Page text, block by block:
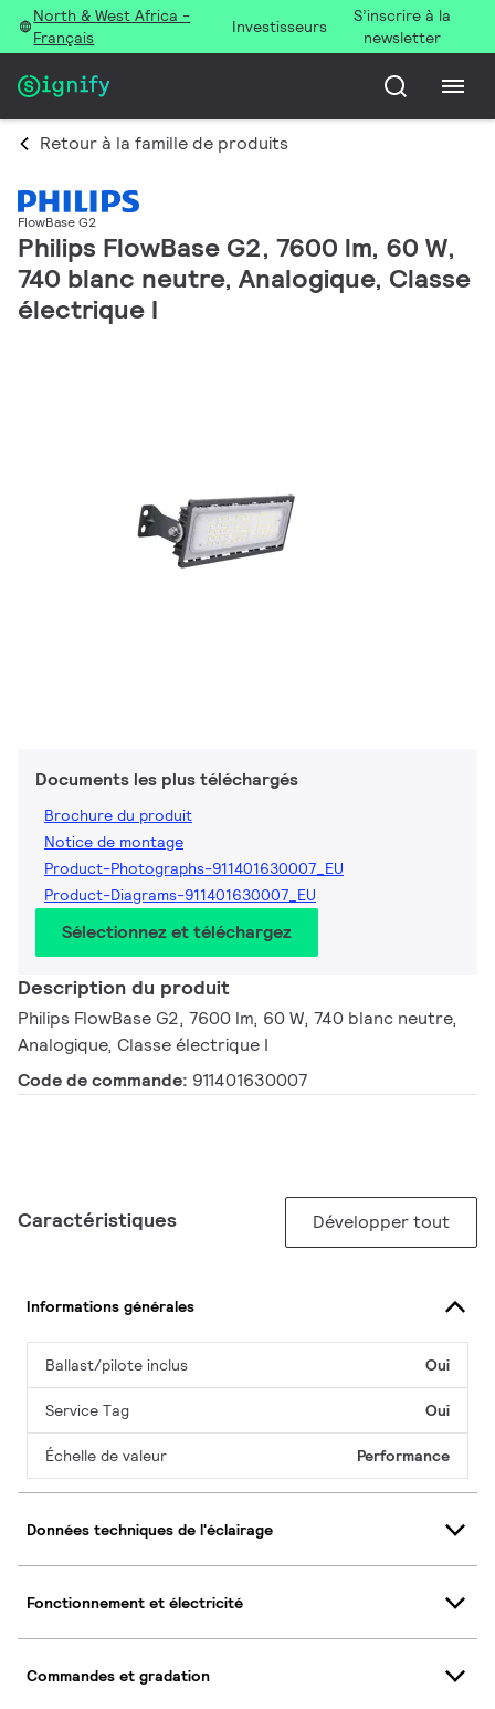
North & West Africa -
Français
Investisseurs
S’inscrire à la
newsletter
Retour à la famille de produits
FlowBase G2
Philips FlowBase G2, 7600 lm, 60 W,
740 blanc neutre, Analogique, Classe
électrique I
Documents les plus téléchargés
Brochure du produit
Notice de montage
Product-Photographs-911401630007_EU
Product-Diagrams-911401630007_EU
Sélectionnez et téléchargez
Description du produit
Philips FlowBase G2, 7600 lm, 60 W, 740 blanc neutre,
Analogique, Classe électrique I
Code de commande: 911401630007
Caractéristiques Développer tout
Informations générales
Ballast/pilote inclus Oui
Service Tag Oui
Échelle de valeur Performance
Données techniques de l'éclairage
Fonctionnement et électricité
Commandes et gradation